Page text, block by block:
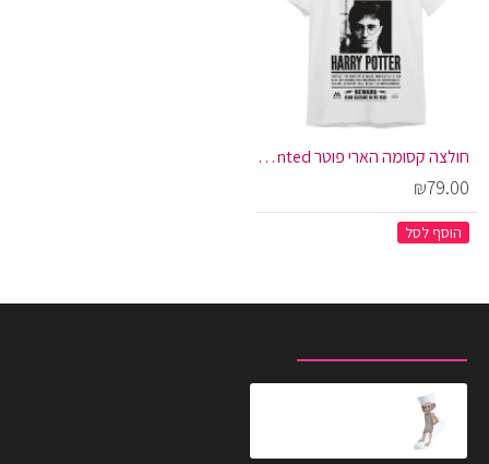
חולצה קסומה הארי פוטר Wanted
₪79.00
הוסף לסל